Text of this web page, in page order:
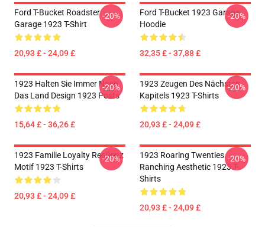
Ford T-Bucket Roadster
Garage 1923 T-Shirt
20,93 £ - 24,09 £
-20%
Ford T-Bucket 1923 Garage
Hoodie
32,35 £ - 37,88 £
-20%
1923 Halten Sie Immer Noch
Das Land Design 1923 Posts
15,64 £ - 36,26 £
-20%
1923 Zeugen Des Nächsten
Kapitels 1923 T-Shirts
20,93 £ - 24,09 £
-20%
1923 Familie Loyalty Resilienz
Motif 1923 T-Shirts
20,93 £ - 24,09 £
-20%
1923 Roaring Twenties
Ranching Aesthetic 1923 T-
Shirts
20,93 £ - 24,09 £
-20%